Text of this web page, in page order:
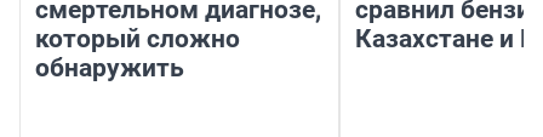
смертельном диагнозе,
который сложно
обнаружить
сравнил
Казахстане и